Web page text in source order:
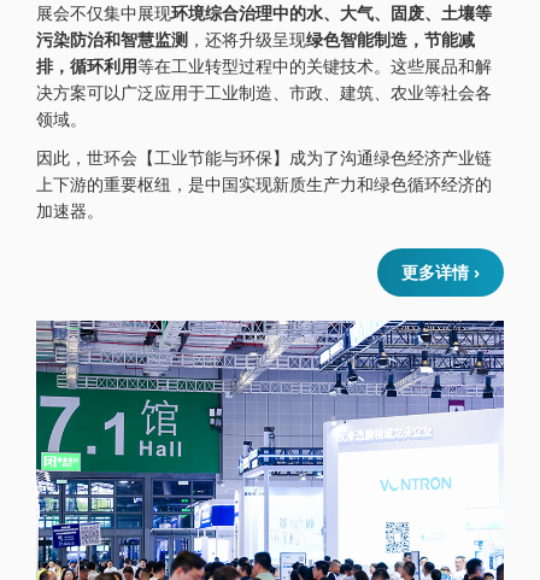
展会不仅集中展现环境综合治理中的水、大气、固废、土壤等
污染防治和智慧监测 ，还将升级呈现绿色智能制造，节能减
排，循环利用等在工业转型过程中的关键技术。这些展品和解
决方案可以广泛应用于工业制造、市政、建筑、农业等社会各
领域。
因此，世环会【工业节能与环保】成为了沟通绿色经济产业链
上下游的重要枢纽，是中国实现新质生产力和绿色循环经济的
加速器。
更多详情 ›